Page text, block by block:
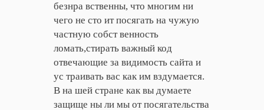
безнра вственны, что многим ни
чего не сто ит посягать на чужую
частную собст венность
ломать,стирать важный код
отвечающие за видимость сайта и
ус траивать вас как им вздумается.
В на шей стране как вы думаете
защище ны ли мы от посягательства